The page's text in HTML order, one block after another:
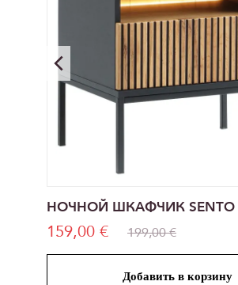
НОЧНОЙ ШКАФЧИК SENTO
159,00 € 199,00 €
Добавить в корзину